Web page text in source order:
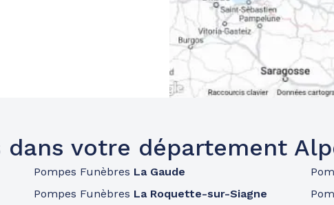
dans votre département
Pompes Funèbres La Gaude
Pompes Funèbres La Roquette-sur-Siagne